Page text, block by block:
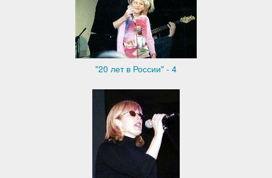
"20 лет в России" - 4